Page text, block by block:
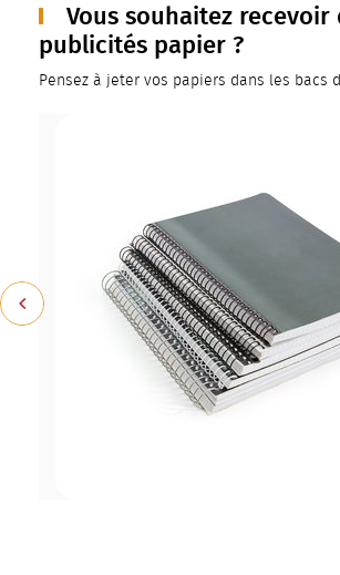
Vous souhaitez recevoir
publicités papier ?
Pensez à jeter vos papiers dans les bacs
Précédent